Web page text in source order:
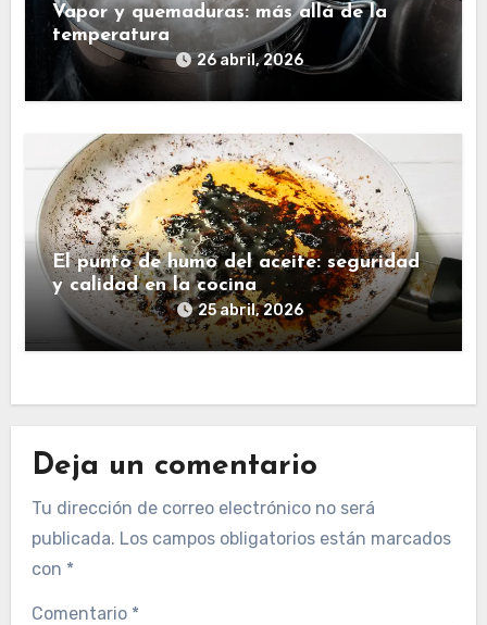
Vapor y quemaduras: más allá de la
temperatura
26 abril, 2026
El punto de humo del aceite: seguridad
y calidad en la cocina
25 abril, 2026
Deja un comentario
Tu dirección de correo electrónico no será
publicada. Los campos obligatorios están marcados
con *
Comentario *